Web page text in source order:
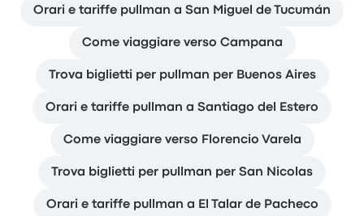
Orari e tariffe pullman a San Miguel de Tucumán
Come viaggiare verso Campana
Trova biglietti per pullman per Buenos Aires
Orari e tariffe pullman a Santiago del Estero
Come viaggiare verso Florencio Varela
Trova biglietti per pullman per San Nicolas
Orari e tariffe pullman a El Talar de Pacheco